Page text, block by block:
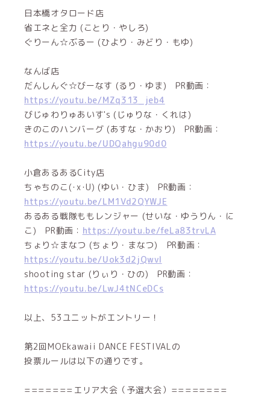
日本橋オタロード店
省エネと全力 (ことり・やしろ)
ぐりーん☆ぶるー (ひより・みどり・もゆ)
なんば店
だんしんぐ☆びーなす (るり・ゆま) PR動画：
https://youtu.be/MZq313_jeb4
びじゅわりゅあいす's (じゅりな・くれは)
きのこのハンバーグ (あすな・かおり) PR動画：
https://youtu.be/UDQahgu90d0
小倉あるあるCity店
ちゃちのこ(･x･U) (ゆい・ひま) PR動画：
https://youtu.be/LM1Vd2QYWJE
あるある戦隊ももレンジャー (せいな・ゆうりん・に
こ) PR動画： https://youtu.be/feLa83trvLA
ちょり☆まなつ (ちょり・まなつ) PR動画：
https://youtu.be/Uok3d2jQwvI
shooting star (りぃり・ひの) PR動画：
https://youtu.be/LwJ4tNCeDCs
以上、53ユニットがエントリー！
第2回MOEkawaii DANCE FESTIVALの
投票ルールは以下の通りです。
=======エリア大会（予選大会）========